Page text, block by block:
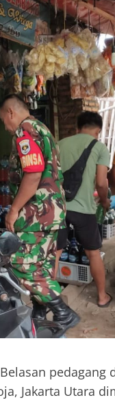
Belasan pedagang
Jakarta Utara